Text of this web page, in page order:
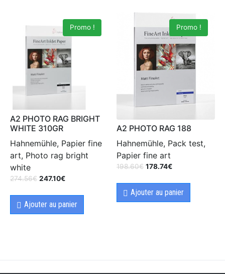
Promo !
A2 PHOTO RAG BRIGHT
WHITE 310GR
Hahnemühle, Papier fine
art, Photo rag bright
white
274.56€ 247.10€
Ajouter au panier
Promo !
A2 PHOTO RAG 188
Hahnemühle, Pack test,
Papier fine art
198.60€ 178.74€
Ajouter au panier